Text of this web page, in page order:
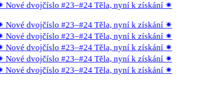
dvojčíslo #23–#24 Těla, nyní k získání✷
dvojčíslo #23–#24 Těla, nyní k získání✷
dvojčíslo #23–#24 Těla, nyní k získání✷
dvojčíslo #23–#24 Těla, nyní k získání✷
dvojčíslo #23–#24 Těla, nyní k získání✷
dvojčíslo #23–#24 Těla, nyní k získání✷